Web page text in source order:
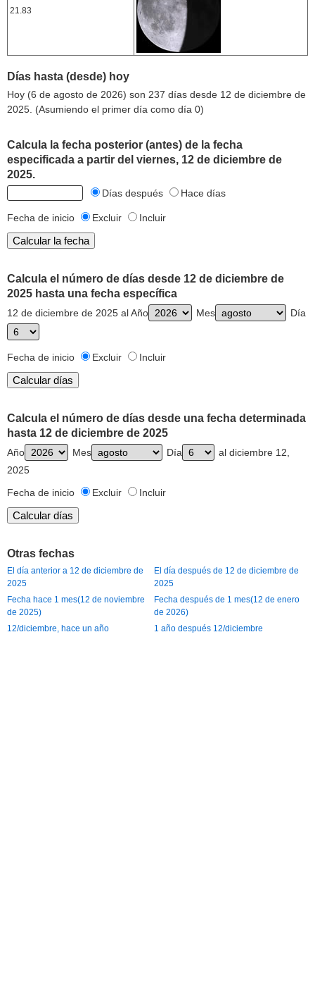
21.83
Días hasta (desde) hoy
Hoy (6 de agosto de 2026) son 237 días desde 12 de diciembre de
2025. (Asumiendo el primer día como día 0)
Calcula la fecha posterior (antes) de la fecha
especificada a partir del viernes, 12 de diciembre de
2025.
Días después Hace días
Fecha de inicio Excluir Incluir
Calcula el número de días desde 12 de diciembre de
2025 hasta una fecha específica
12 de diciembre de 2025 al Año Mes Día
Fecha de inicio Excluir Incluir
Calcula el número de días desde una fecha determinada
hasta 12 de diciembre de 2025
Año Mes Día
al diciembre 12,
2025
Fecha de inicio
Excluir Incluir
Otras fechas
El día anterior a 12 de diciembre de
2025
El día después de 12 de diciembre de
2025
Fecha hace 1 mes(12 de noviembre
de 2025)
Fecha después de 1 mes(12 de enero
de 2026)
12/diciembre, hace un año
1 año después 12/diciembre